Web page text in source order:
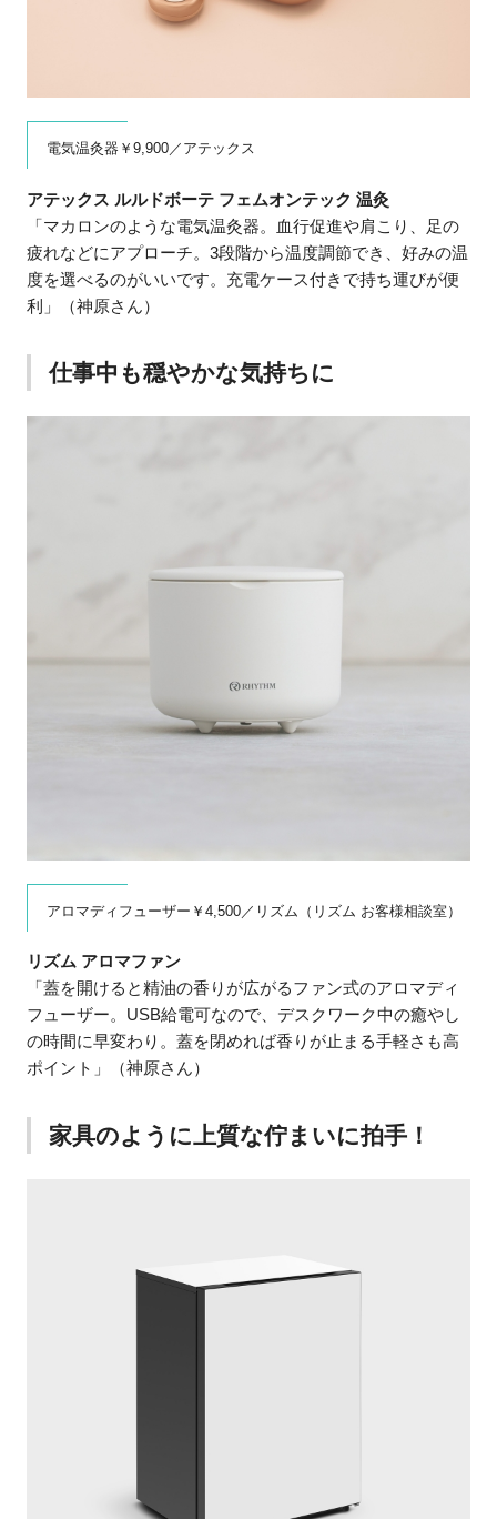
電気温灸器￥9,900／アテックス
アテックス ルルドボーテ フェムオンテック 温灸
「マカロンのような電気温灸器。血行促進や肩こり、足の
疲れなどにアプローチ。3段階から温度調節でき、好みの温
度を選べるのがいいです。充電ケース付きで持ち運びが便
利」（神原さん）
仕事中も穏やかな気持ちに
アロマディフューザー￥4,500／リズム（リズム お客様相談室）
リズム アロマファン
「蓋を開けると精油の香りが広がるファン式のアロマディ
フューザー。USB給電可なので、デスクワーク中の癒やし
の時間に早変わり。蓋を閉めれば香りが止まる手軽さも高
ポイント」（神原さん）
家具のように上質な佇まいに拍手！